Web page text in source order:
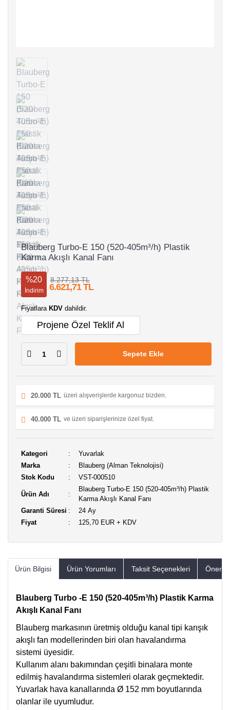
Blauberg Turbo-E 150 (520-405m³/h) Plastik
Karma Akışlı Kanal Fanı
%20
İndirim
8.277,13 TL
6.621,71 TL
Fiyatlara KDV dahildir.
Projene Özel Teklif Al
Sepete Ekle
20.000 TL üzeri alışverişlerde kargonuz bizden.
40.000 TL ve üzeri siparişlerinize özel fiyat.
Kategori
Yuvarlak
Marka
Blauberg (Alman Teknolojisi)
Stok Kodu
VST-000510
Ürün Adı
Blauberg Turbo-E 150 (520-405m³/h) Plastik
Karma Akışlı Kanal Fanı
Garanti Süresi
24 Ay
Fiyat
125,70 EUR + KDV
Ürün Bilgisi Ürün Yorumları Taksit Seçenekleri
Blauberg Turbo -E 150 (520-405m³/h) Plastik Karma
Akışlı Kanal Fanı
Blauberg markasının üretmiş olduğu kanal tipi karışık
akışlı fan modellerinden biri olan havalandırma
sistemi üyesidir.
Kullanım alanı bakımından çeşitli binalara monte
edilmiş havalandırma sistemleri olarak geçmektedir.
Yuvarlak hava kanallarında Ø 152 mm boyutlarında
olanlar ile uyumludur.